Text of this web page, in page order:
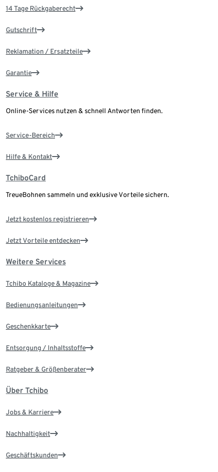
14 Tage Rückgaberecht
Gutschrift
Reklamation / Ersatzteile
Garantie
Service & Hilfe
Online-Services nutzen & schnell Antworten finden.
Service-Bereich
Hilfe & Kontakt
TchiboCard
TreueBohnen sammeln und exklusive Vorteile sichern.
Jetzt kostenlos registrieren
Jetzt Vorteile entdecken
Weitere Services
Tchibo Kataloge & Magazine
Bedienungsanleitungen
Geschenkkarte
Entsorgung / Inhaltsstoffe
Ratgeber & Größenberater
Über Tchibo
Jobs & Karriere
Nachhaltigkeit
Geschäftskunden